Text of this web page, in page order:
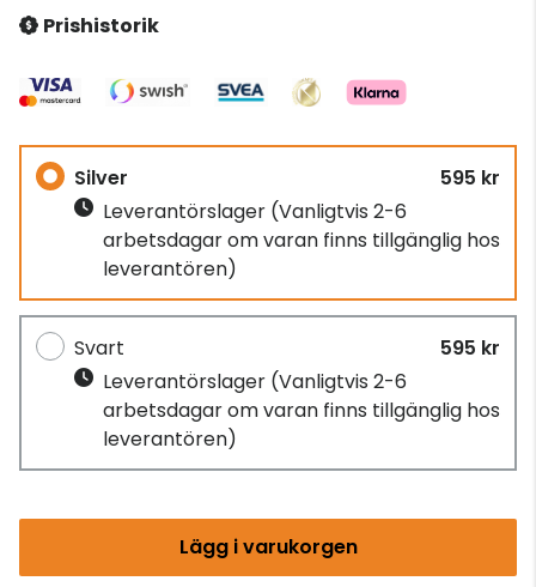
Prishistorik
Silver
595 kr
Leverantörslager (Vanligtvis 2-6
arbetsdagar om varan finns tillgänglig hos
leverantören)
Svart
595 kr
Leverantörslager (Vanligtvis 2-6
arbetsdagar om varan finns tillgänglig hos
leverantören)
Lägg i varukorgen